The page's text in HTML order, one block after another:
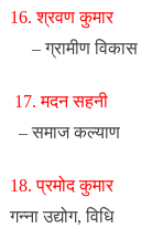
16. श्रवण कुमार
– ग्रामीण विकास
17. मदन सहनी
– समाज कल्याण
18. प्रमोद कुमार
गन्ना उद्योग, विधि